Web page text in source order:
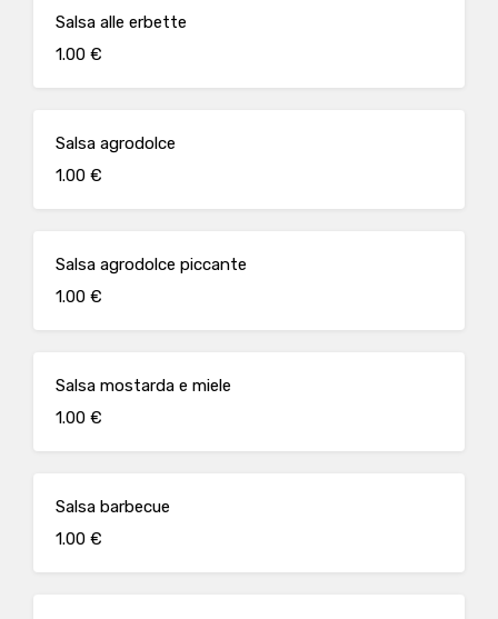
Salsa alle erbette
1.00 €
Salsa agrodolce
1.00 €
Salsa agrodolce piccante
1.00 €
Salsa mostarda e miele
1.00 €
Salsa barbecue
1.00 €